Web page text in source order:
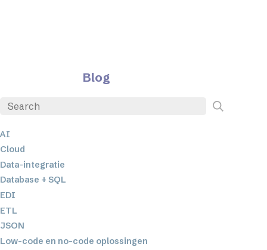
Blog
AI
Cloud
Data-integratie
Database + SQL
EDI
ETL
JSON
Low-code en no-code oplossingen